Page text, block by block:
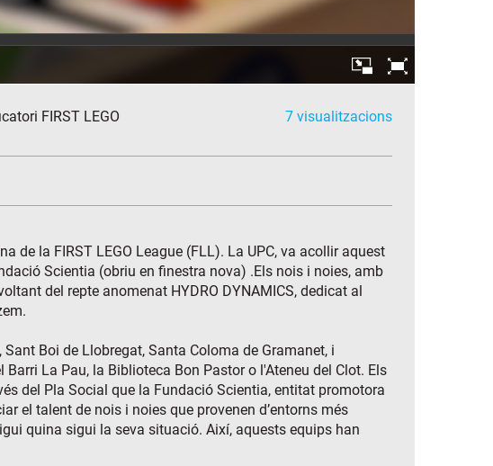
FIRST LEGO
7 visualitzacions
de la FIRST LEGO League (FLL). La UPC, va acollir aquest
Scientia (obriu en finestra nova) .Els nois i noies, amb
del repte anomenat HYDRO DYNAMICS, dedicat al
Boi de Llobregat, Santa Coloma de Gramanet, i
La Pau, la Biblioteca Bon Pastor o l'Ateneu del Clot. Els
del Pla Social que la Fundació Scientia, entitat promotora
el talent de nois i noies que provenen d’entorns més
quina sigui la seva situació. Així, aquests equips han